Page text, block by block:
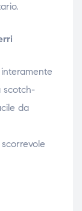
scotch-
da